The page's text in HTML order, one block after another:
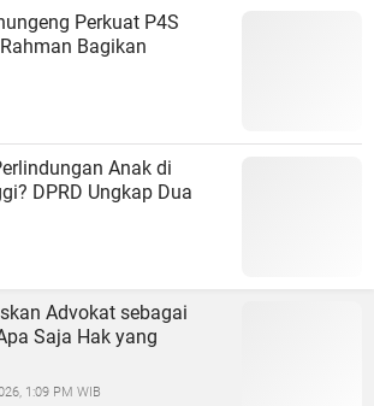
Perkuat P4S
Bagikan
Anak di
DPRD Ungkap Dua
Advokat sebagai
Saja Hak yang
1:09 PM WIB